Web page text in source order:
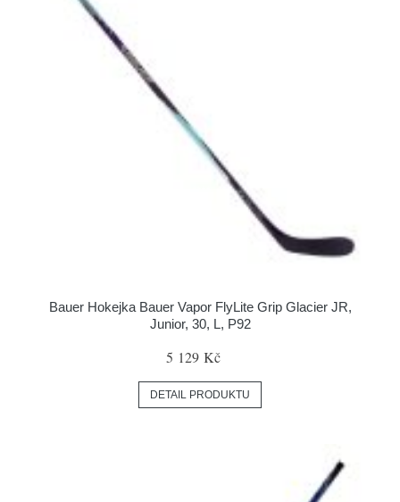
Bauer Hokejka Bauer Vapor FlyLite Grip Glacier JR,
Junior, 30, L, P92
5 129 Kč
DETAIL PRODUKTU